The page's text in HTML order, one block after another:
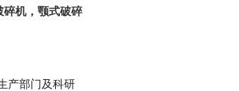
碎机，颚式破碎
产部门及科研